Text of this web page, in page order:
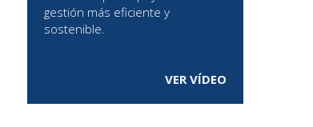
gestión más eficiente y
sostenible.
VER VÍDEO